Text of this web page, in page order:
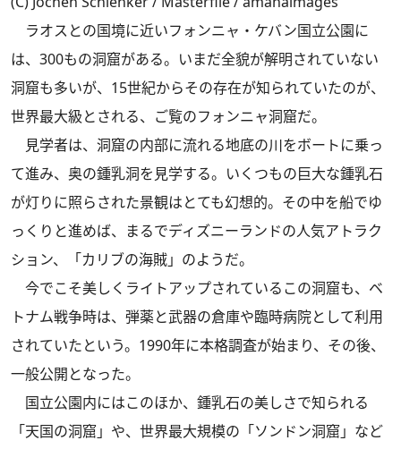
ラオスとの国境に近いフォンニャ・ケバン国立公園に
は、300もの洞窟がある。いまだ全貌が解明されていない
洞窟も多いが、15世紀からその存在が知られていたのが、
世界最大級とされる、ご覧のフォンニャ洞窟だ。
見学者は、洞窟の内部に流れる地底の川をボートに乗っ
て進み、奥の鍾乳洞を見学する。いくつもの巨大な鍾乳石
が灯りに照らされた景観はとても幻想的。その中を船でゆ
っくりと進めば、まるでディズニーランドの人気アトラク
ション、「カリブの海賊」のようだ。
今でこそ美しくライトアップされているこの洞窟も、ベ
トナム戦争時は、弾薬と武器の倉庫や臨時病院として利用
されていたという。1990年に本格調査が始まり、その後、
一般公開となった。
国立公園内にはこのほか、鍾乳石の美しさで知られる
「天国の洞窟」や、世界最大規模の「ソンドン洞窟」など